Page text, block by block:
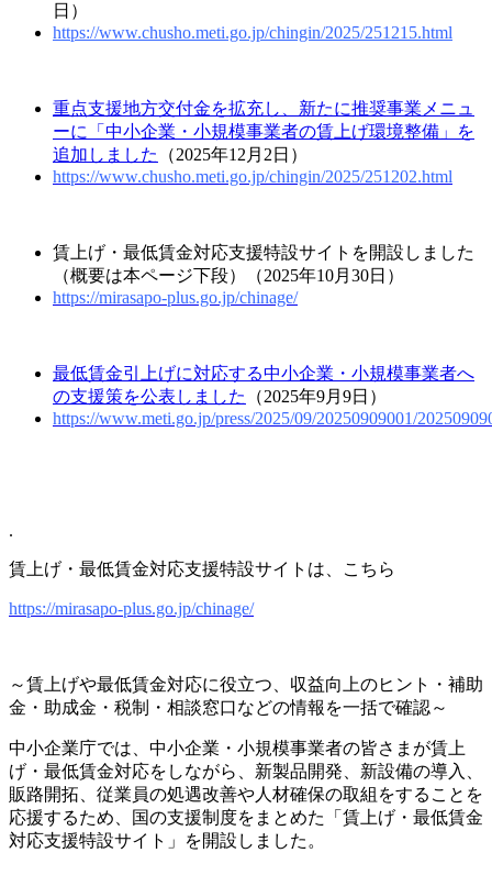
日）
https://www.chusho.meti.go.jp/chingin/2025/251215.html
重点支援地方交付金を拡充し、新たに推奨事業メニュ
ーに「中小企業・小規模事業者の賃上げ環境整備」を
追加しました
（2025年12月2日）
https://www.chusho.meti.go.jp/chingin/2025/251202.html
賃上げ・最低賃金対応支援特設サイトを開設しました
（概要は本ページ下段）（2025年10月30日）
https://mirasapo-plus.go.jp/chinage/
最低賃金引上げに対応する中小企業・小規模事業者へ
の支援策を公表しました
（2025年9月9日）
https://www.meti.go.jp/press/2025/09/20250909001/
.
賃上げ・最低賃金対応支援特設サイトは、こちら
https://mirasapo-plus.go.jp/chinage/
～賃上げや最低賃金対応に役立つ、収益向上のヒント・補助
金・助成金・税制・相談窓口などの情報を一括で確認～
中小企業庁では、中小企業・小規模事業者の皆さまが賃上
げ・最低賃金対応をしながら、新製品開発、新設備の導入、
販路開拓、従業員の処遇改善や人材確保の取組をすることを
応援するため、国の支援制度をまとめた「賃上げ・最低賃金
対応支援特設サイト」を開設しました。